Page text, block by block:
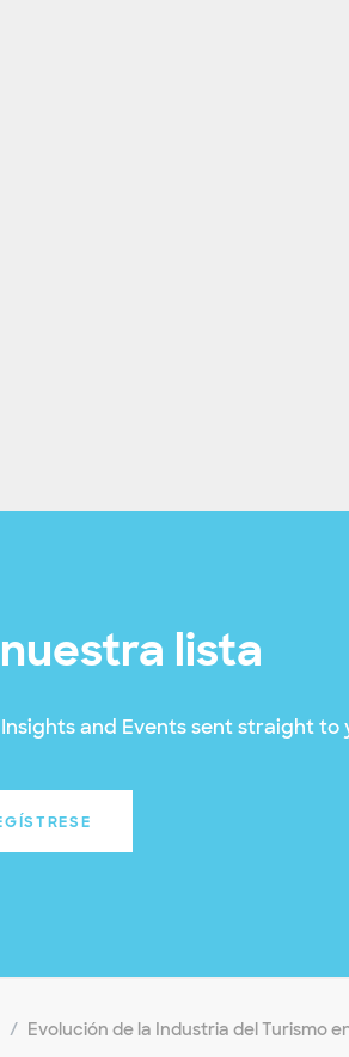
lista
and Events sent straight to
Evolución de la Industria del Turismo